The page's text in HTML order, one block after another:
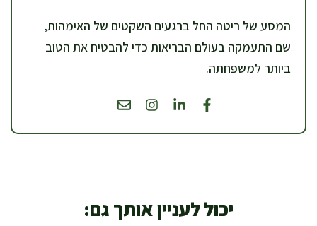
המסע של ריטה החל ברגעים השקטים של האימהות,
שם התעמקה בעולם הבריאות כדי להבטיח את הטוב
ביותר למשפחתה.
יכול לעניין אותך גם: